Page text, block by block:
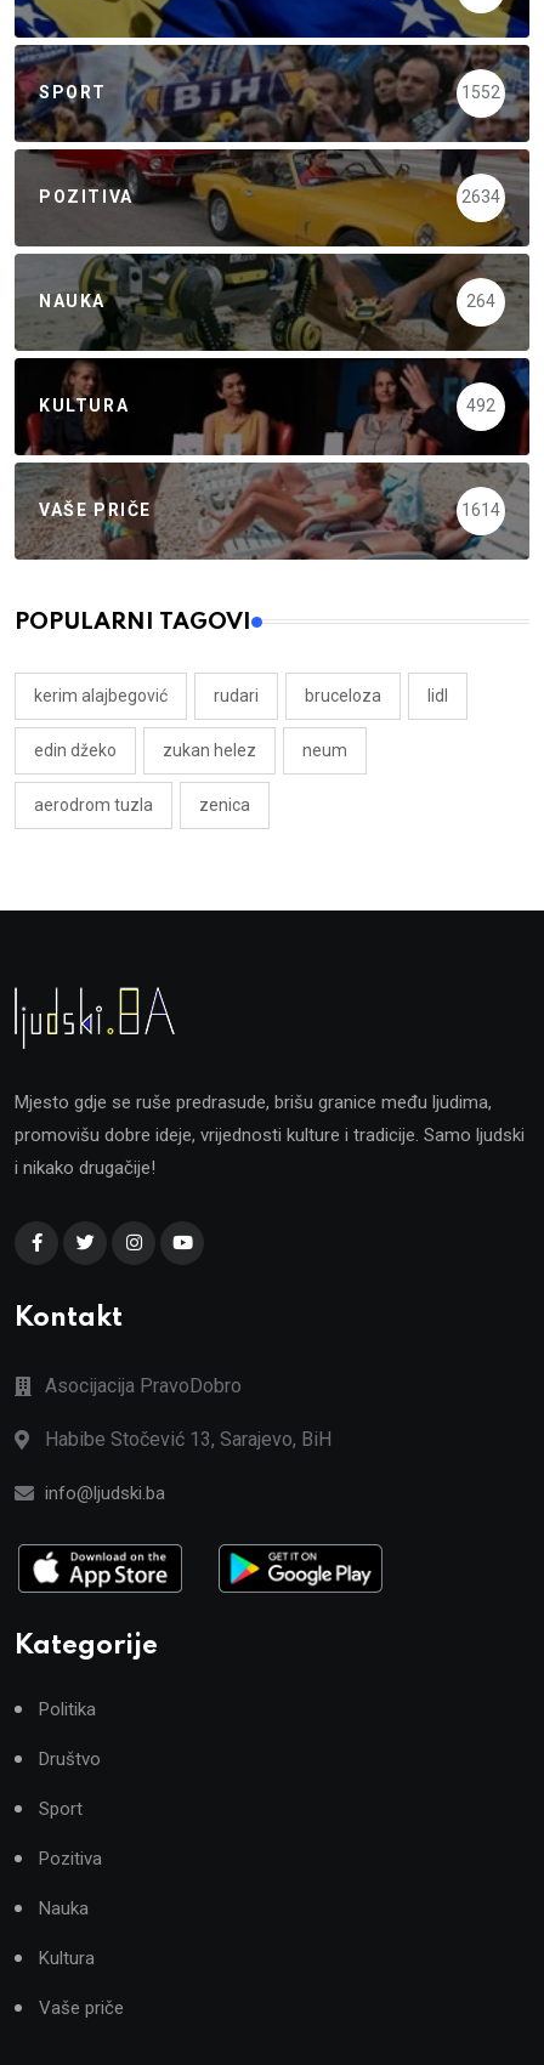
SPORT 1552
POZITIVA 2634
NAUKA 264
KULTURA 492
VAŠE PRIČE 1614
POPULARNI TAGOVI
kerim alajbegović rudari bruceloza lidl
edin džeko zukan helez neum
aerodrom tuzla zenica
Mjesto gdje se ruše predrasude, brišu granice među ljudima,
promovišu dobre ideje, vrijednosti kulture i tradicije. Samo ljudski
i nikako drugačije!
Kontakt
Asocijacija PravoDobro
Habibe Stočević 13, Sarajevo, BiH
info@ljudski.ba
Kategorije
Politika
Društvo
Sport
Pozitiva
Nauka
Kultura
Vaše priče